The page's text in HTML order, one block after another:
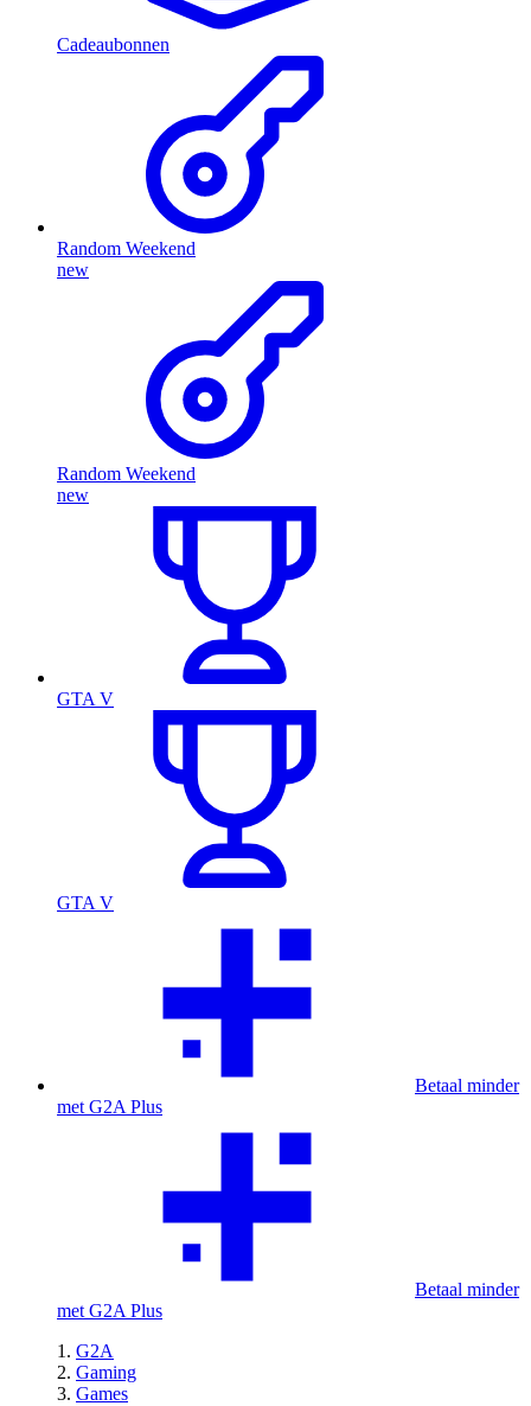
Cadeaubonnen
Random Weekend
new
Random Weekend
new
GTA V
GTA V
Betaal minder
met G2A Plus
Betaal minder
met G2A Plus
G2A
Gaming
Games